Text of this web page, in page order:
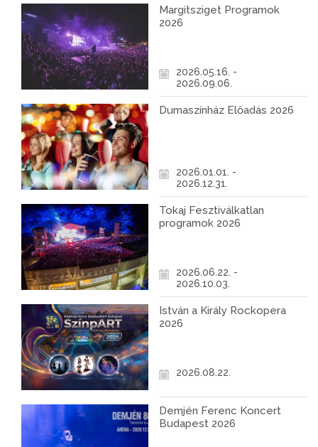
Margitsziget Programok
2026
2026.05.16. -
2026.09.06.
Dumaszínház Előadás 2026
2026.01.01. -
2026.12.31.
Tokaj Fesztiválkatlan
programok 2026
2026.06.22. -
2026.10.03.
István a Király Rockopera
2026
2026.08.22.
Demjén Ferenc Koncert
Budapest 2026